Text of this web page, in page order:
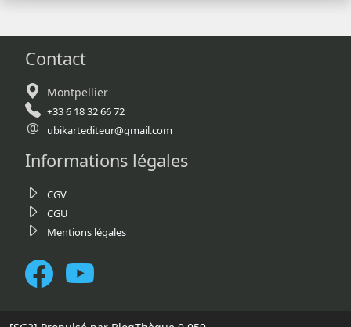
Contact
Montpellier
+33 6 18 32 66 72
ubikartediteur@gmail.com
Informations légales
CGV
CGU
Mentions légales